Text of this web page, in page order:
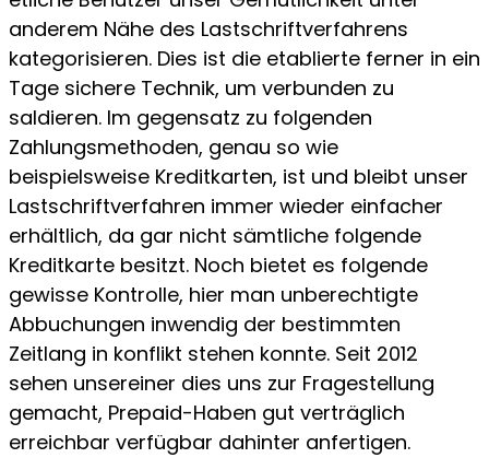
anderem Nähe des Lastschriftverfahrens
kategorisieren. Dies ist die etablierte ferner in ein
Tage sichere Technik, um verbunden zu
saldieren. Im gegensatz zu folgenden
Zahlungsmethoden, genau so wie
beispielsweise Kreditkarten, ist und bleibt unser
Lastschriftverfahren immer wieder einfacher
erhältlich, da gar nicht sämtliche folgende
Kreditkarte besitzt. Noch bietet es folgende
gewisse Kontrolle, hier man unberechtigte
Abbuchungen inwendig der bestimmten
Zeitlang in konflikt stehen konnte. Seit 2012
sehen unsereiner dies uns zur Fragestellung
gemacht, Prepaid-Haben gut verträglich
erreichbar verfügbar dahinter anfertigen.